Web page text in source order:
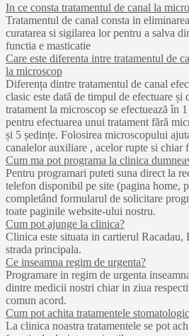
In ce consta tratamentul de canal la
Tratamentul de canal consta in
curatarea si sigilarea lor pentru a salva
functia e masticatie
Care este diferenta intre tratamentul de
la microscop
Diferența dintre tratamentul de canal
clasic este dată de timpul de efectuare și
tratament la microscop se efectuează în
pentru efectuarea unui tratament fără
și 5 ședințe. Folosirea microscopului
canalelor auxiliare , acelor rupte si chiar
Cum ma pot programa la clinica
Pentru programari puteti suna direct la
telefon disponibil pe site (pagina home,
completând formularul de solicitare
toate paginile website-ului nostru.
Cum pot ajunge la clinica?
Clinica este situata in cartierul
strada principala.
Ce inseamna regim de urgenta?
Programare in regim de urgenta
dintre medicii nostri chiar in ziua
comun acord.
Cum pot achita tratamentele
La clinica noastra tratamentele se pot